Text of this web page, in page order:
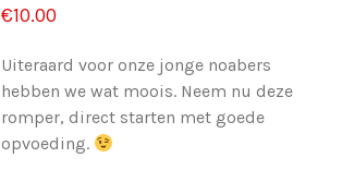
€10.00
Uiteraard voor onze jonge noabers
hebben we wat moois. Neem nu deze
romper, direct starten met goede
opvoeding.